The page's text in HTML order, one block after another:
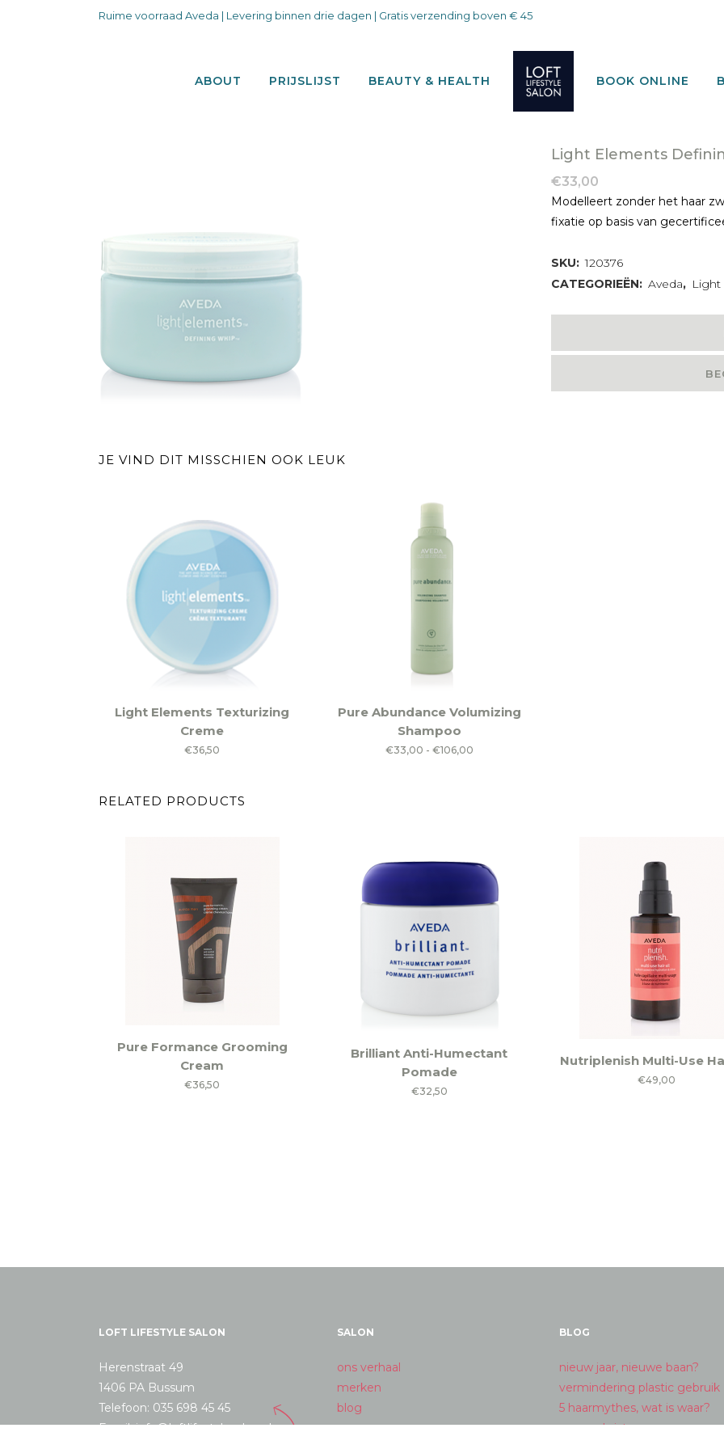
Ruime voorraad Aveda | Levering binnen drie dagen | Gratis verzending boven € 45
ABOUT PRIJSLIJST BEAUTY & HEALTH BOOK ONLINE
Light Elements
€33,00
Modelleert zonder het haar
fixatie op basis van
SKU: 120376
CATEGORIEËN: Aveda, Light
JE VIND DIT MISSCHIEN OOK LEUK
Light Elements Texturizing
Creme
€36,50
product
gekozen
worden
productpagina
Pure Abundance Volumizing
Shampoo
€33,00 - €106,00Prijsklasse:
RELATED PRODUCTS
Pure Formance Grooming
Cream
€36,50
Brilliant Anti-Humectant
Pomade
€32,50
Nutriplenish Multi-Use
€49,00
LOFT LIFESTYLE SALON
Herenstraat 49
1406 PA Bussum
Telefoon: 035 698 45 45
Email: info@loftlifestylesalon.nl
SALON
ons verhaal
merken
blog
BLOG
nieuw jaar, nieuwe baan?
vermindering plastic gebruik
5 haarmythes, wat is waar?
merry christmas